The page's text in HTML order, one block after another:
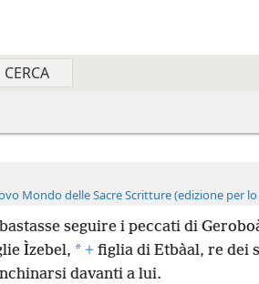
Mondo delle Sacre Scritture (edizione per
seguire i peccati di
Ìzebel, * +figlia di Etbàal, re dei
davanti a lui.